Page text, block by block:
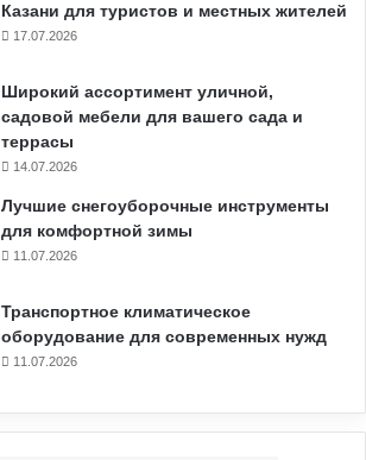
Казани для туристов и местных жителей
17.07.2026
Широкий ассортимент уличной,
садовой мебели для вашего сада и
террасы
14.07.2026
Лучшие снегоуборочные инструменты
для комфортной зимы
11.07.2026
Транспортное климатическое
оборудование для современных нужд
11.07.2026